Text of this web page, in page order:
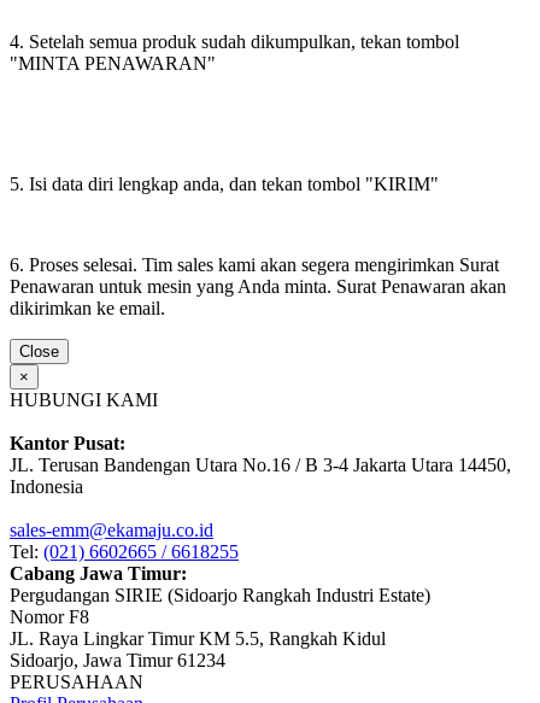
4. Setelah semua produk sudah dikumpulkan, tekan tombol
"MINTA PENAWARAN"
5. Isi data diri lengkap anda, dan tekan tombol "KIRIM"
6. Proses selesai. Tim sales kami akan segera mengirimkan Surat
Penawaran untuk mesin yang Anda minta. Surat Penawaran akan
dikirimkan ke email.
Close
×
HUBUNGI KAMI
Kantor Pusat:
JL. Terusan Bandengan Utara No.16 / B 3-4 Jakarta Utara 14450,
Indonesia
sales-emm@ekamaju.co.id
Tel: (021) 6602665 / 6618255
Cabang Jawa Timur:
Pergudangan SIRIE (Sidoarjo Rangkah Industri Estate)
Nomor F8
JL. Raya Lingkar Timur KM 5.5, Rangkah Kidul
Sidoarjo, Jawa Timur 61234
PERUSAHAAN